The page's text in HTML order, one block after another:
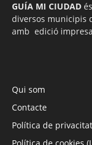
GUÍA MI CIUDAD
diversos municipis
amb edició
Qui som
Contacte
Política de privacitat